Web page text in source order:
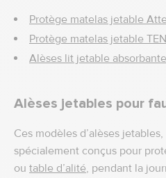
Protège matelas jetable
Protège matelas jetable
Alèses lit jetable
Alèses jetables pour
Ces modèles d’alèses
spécialement conçus pour
ou table d’alité, pendant la